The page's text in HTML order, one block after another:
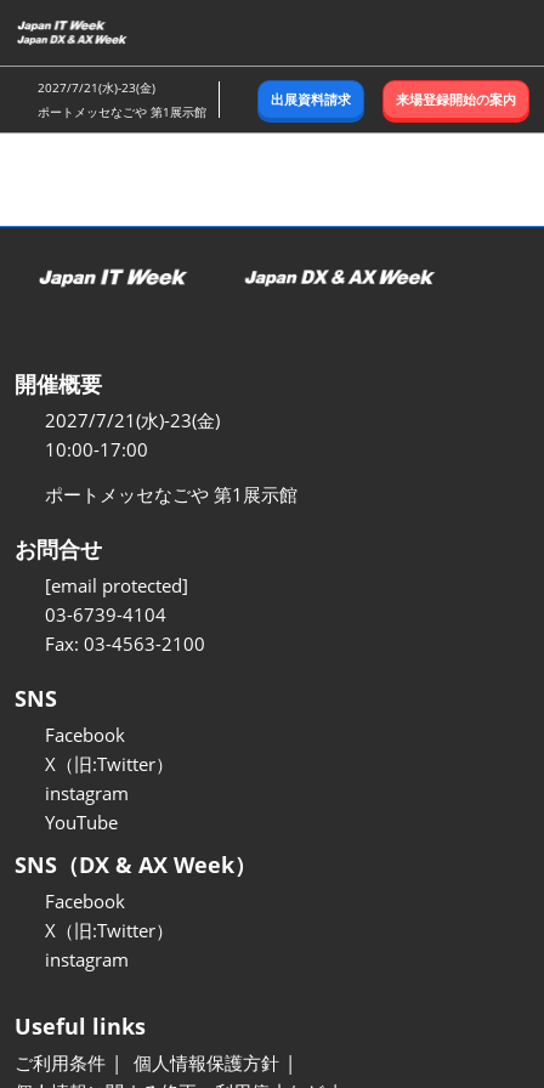
キ
ッ
し
む
2027/7/21(水)-23(金)
ポートメッセなごや 第1展示館
出展資料請求 来場登録開始の案内
開催概要
2027/7/21(水)-23(金)
10:00-17:00
ポートメッセなごや 第1展示館
お問合せ
[email protected]
03-6739-4104
Fax: 03-4563-2100
SNS
Facebook
X（旧:Twitter）
instagram
YouTube
SNS（DX & AX Week）
Facebook
X（旧:Twitter）
instagram
Useful links
ご利用条件
個人情報保護方針